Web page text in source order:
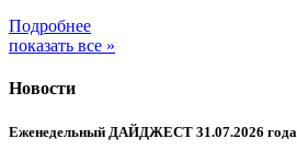
Подробнее
показать все »
Новости
Еженедельный ДАЙДЖЕСТ 31.07.2026 года